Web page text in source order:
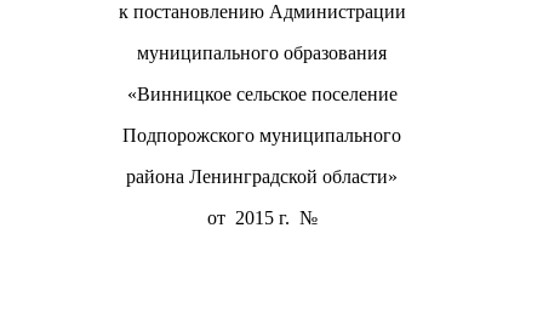
к постановлению Администрации
муниципального образования
«Винницкое сельское поселение
Подпорожского муниципального
района Ленинградской области»
от 2015 г. №